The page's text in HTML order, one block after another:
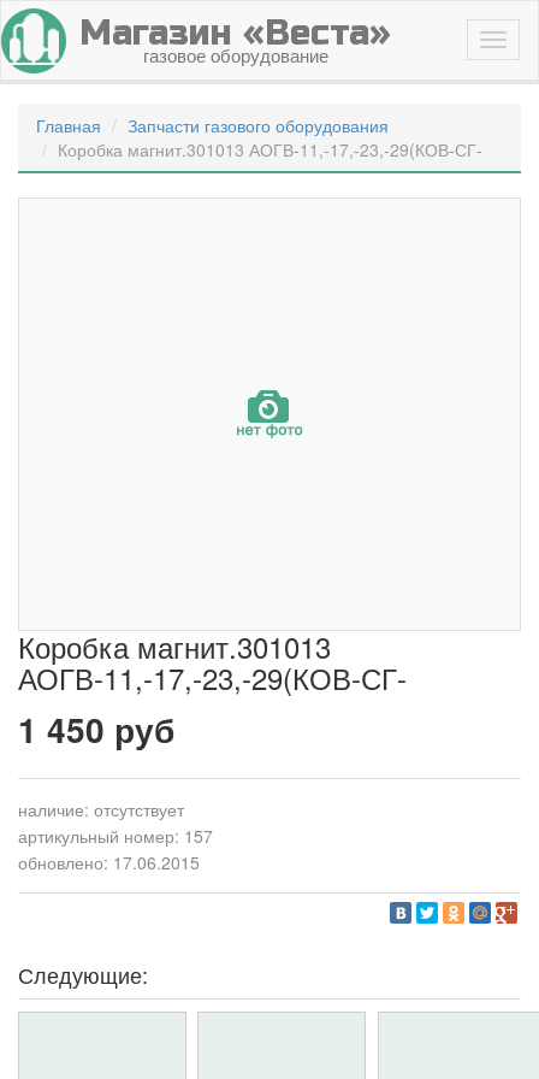
Магазин «Веста»
газовое оборудование
Главная
Запчасти газового оборудования
Коробка магнит.301013 АОГВ-11,-17,-23,-29(КОВ-СГ-
Коробка магнит.301013
АОГВ-11,-17,-23,-29(КОВ-СГ-
1 450 руб
наличие: отсутствует
артикульный номер: 157
обновлено: 17.06.2015
Следующие: